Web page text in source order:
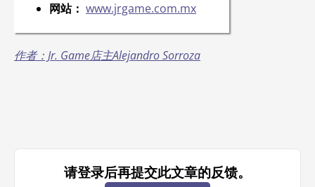
网站： www.jrgame.com.mx
作者：Jr. Game店主Alejandro Sorroza
请登录后再提交此文章的反馈。